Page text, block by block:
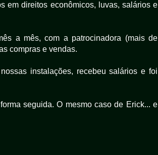
em direitos econômicos, luvas, salários e
a mês, com a patrocinadora (mais de
compras e vendas.
instalações, recebeu salários e foi
seguida. O mesmo caso de Erick... e